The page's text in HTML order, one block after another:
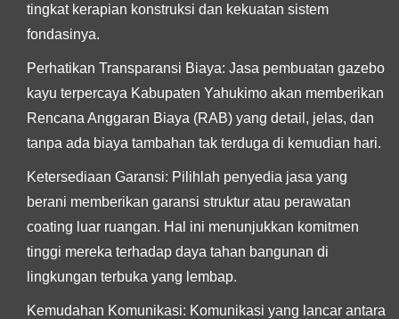
tingkat kerapian konstruksi dan kekuatan sistem
fondasinya.
Perhatikan Transparansi Biaya: Jasa pembuatan gazebo
kayu terpercaya Kabupaten Yahukimo akan memberikan
Rencana Anggaran Biaya (RAB) yang detail, jelas, dan
tanpa ada biaya tambahan tak terduga di kemudian hari.
Ketersediaan Garansi: Pilihlah penyedia jasa yang
berani memberikan garansi struktur atau perawatan
coating luar ruangan. Hal ini menunjukkan komitmen
tinggi mereka terhadap daya tahan bangunan di
lingkungan terbuka yang lembap.
Kemudahan Komunikasi: Komunikasi yang lancar antara